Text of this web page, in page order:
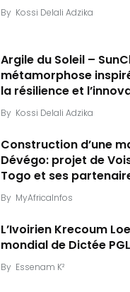
By Kossi Delali Adzika
Argile du Soleil –
métamorphose
la résilience et
By Kossi Delali Adzika
Construction d’une
Dévégo: projet de
Togo et ses
By MyAfricaInfos
L’Ivoirien Krecoum
mondial de Dictée
By Essenam K²